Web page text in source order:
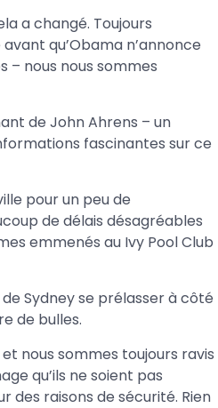
a changé. Toujours
qu’Obama n’annonce
– nous nous sommes
de John Ahrens – un
fascinantes sur ce
pour un peu de
de délais désagréables
emmenés au Ivy Pool Club
Sydney se prélasser à côté
de bulles.
nous sommes toujours ravis
qu’ils ne soient pas
des raisons de sécurité. Rien